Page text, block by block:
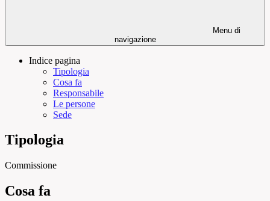
Menu di
navigazione
Indice pagina
Tipologia
Cosa fa
Responsabile
Le persone
Sede
Tipologia
Commissione
Cosa fa